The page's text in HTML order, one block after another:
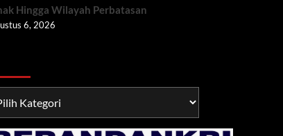
Hingga Wilayah Perbatasan
6, 2026
POLRI